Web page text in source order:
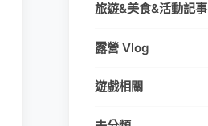
旅遊&美食&活動記事
露營 Vlog
遊戲相關